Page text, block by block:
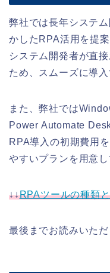
弊社では長年システ
かしたRPA活用を提案
システム開発者が直
ため、スムーズに導
また、弊社では
Power Automate
RPA導入の初期費用
やすいプランを用意し
↓↓RPAツールの種類
最後までお読みいた